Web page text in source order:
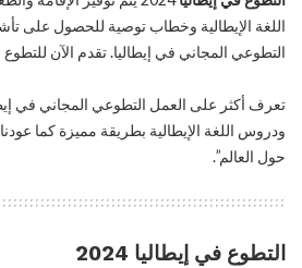
اللغة الإيطالية وخطاب توصية للحصول على
التطوعي المجاني في إيطاليا. تقدم الآن
تعرف أكثر على العمل التطوعي المجاني في
ودروس اللغة الإيطالية بطريقة مميزة كما
حول العالم”.
التطوع في إيطاليا 2024